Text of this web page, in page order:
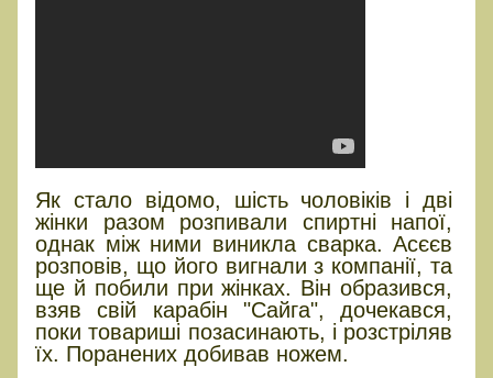
Як стало відомо, шість чоловіків і дві
жінки разом розпивали спиртні напої,
однак між ними виникла сварка. Асєєв
розповів, що його вигнали з компанії, та
ще й побили при жінках. Він образився,
взяв свій карабін "Сайга", дочекався,
поки товариші позасинають, і розстріляв
їх. Поранених добивав ножем.